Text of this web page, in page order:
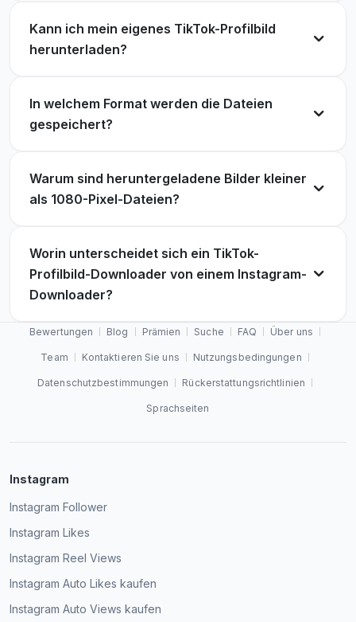
Kann ich mein eigenes TikTok-Profilbild
herunterladen?
In welchem ​​Format werden die Dateien
gespeichert?
Warum sind heruntergeladene Bilder kleiner
als 1080-Pixel-Dateien?
Worin unterscheidet sich ein TikTok-
Profilbild-Downloader von einem Instagram-
Downloader?
Bewertungen Blog Prämien Suche FAQ Über uns
Team Kontaktieren Sie uns Nutzungsbedingungen
Datenschutzbestimmungen Rückerstattungsrichtlinien
Sprachseiten
Instagram
Instagram Follower
Instagram Likes
Instagram Reel Views
Instagram Auto Likes kaufen
Instagram Auto Views kaufen